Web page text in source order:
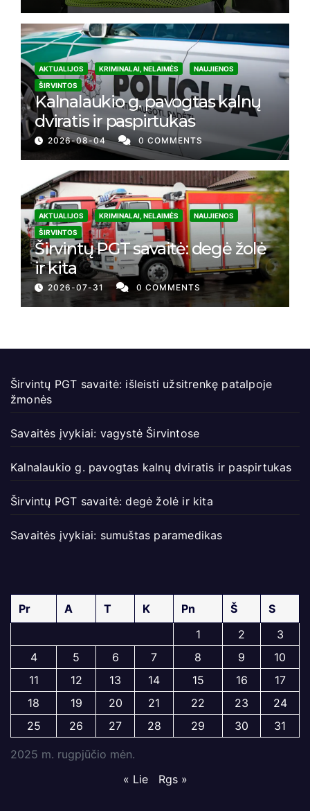
AKTUALIJOS KRIMINALAI, NELAIMĖS
NAUJIENOS
ŠIRVINTOS
Kalnalaukio g. pavogtas kalnų
dviratis ir paspirtukas
2026-08-04 0 COMMENTS
AKTUALIJOS KRIMINALAI, NELAIMĖS
NAUJIENOS
ŠIRVINTOS
Širvintų PGT savaitė: degė žolė
ir kita
2026-07-31 0 COMMENTS
Širvintų PGT savaitė: išleisti užsitrenkę patalpoje
žmonės
Savaitės įvykiai: vagystė Širvintose
Kalnalaukio g. pavogtas kalnų dviratis ir paspirtukas
Širvintų PGT savaitė: degė žolė ir kita
Savaitės įvykiai: sumuštas paramedikas
2025 m. rugpjūčio mėn.
Pr A T K Pn Š
S
1
2
3
4
5 6 7 8 9
10
11
12 13 14 15 16
17
18
19 20 21 22 23
24
25
26 27 28 29 30 31
« Lie Rgs »